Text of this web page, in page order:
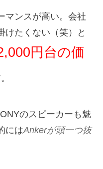
マンスが高い。会社
けたくない（笑）と
円台の価
のスピーカーも魅
にはAnkerが頭一つ抜